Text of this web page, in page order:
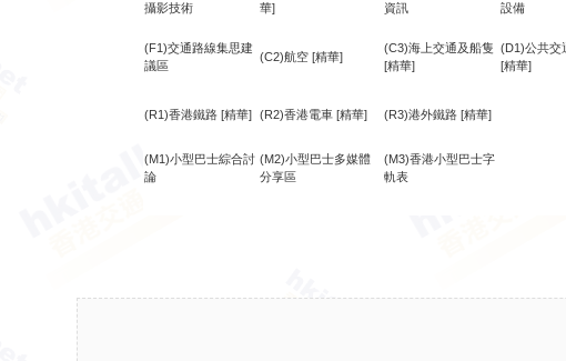
攝影技術
華]
資訊
設備
(F1)交通路線集思建
議區
(C2)航空 [精華]
(C3)海上交通及船隻
[精華]
(D1)公共交
[精華]
(R1)香港鐵路 [精華] (R2)香港電車 [精華] (R3)港外鐵路 [精華]
(M1)小型巴士綜合討
論
(M2)小型巴士多媒體
分享區
(M3)香港小型巴士字
軌表